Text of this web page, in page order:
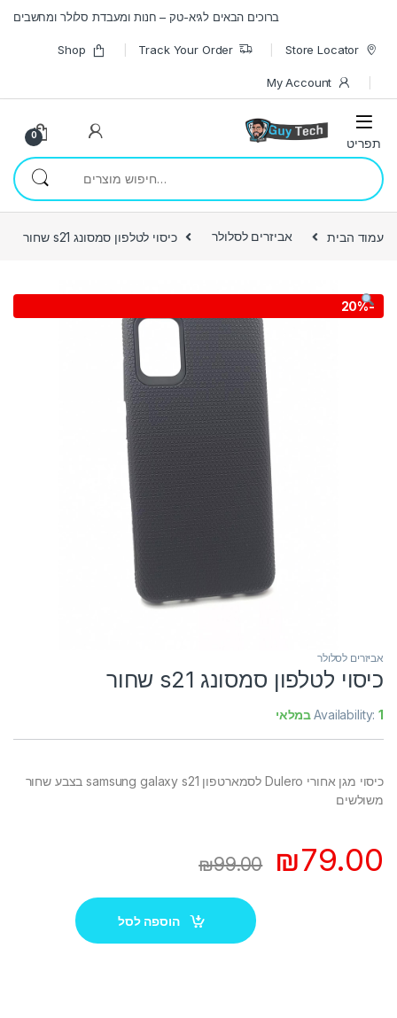
ברוכים הבאים לגיא-טק – חנות ומעבדת סלולר ומחשבים
Store Locator
Track Your Order
Shop
My Account
0
חיפוש עבור:
עמוד הבית אביזרים לסלולר כיסוי לטלפון סמסונג s21 שחור
-
20%
אביזרים לסלולר
כיסוי לטלפון סמסונג s21 שחור
Availability:1 במלאי
כיסוי מגן אחורי Dulero לסמארטפון samsung galaxy s21 בצבע שחור
משולשים
₪79.00
₪99.00
הוספה לסל